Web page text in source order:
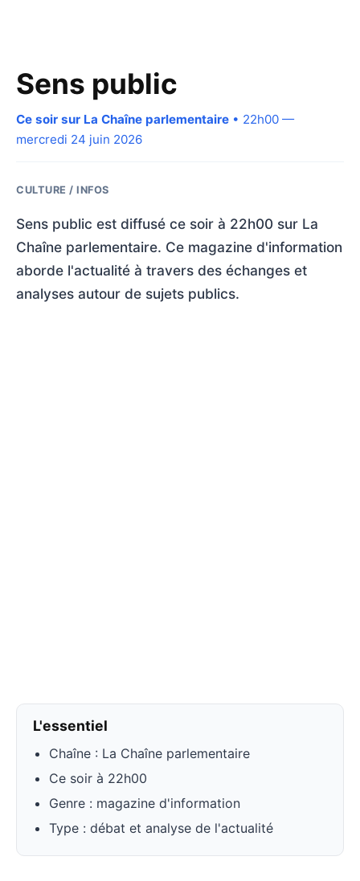
Sens public
Ce soir sur La Chaîne parlementaire • 22h00 —
mercredi 24 juin 2026
CULTURE / INFOS
Sens public est diffusé ce soir à 22h00 sur La
Chaîne parlementaire. Ce magazine d'information
aborde l'actualité à travers des échanges et
analyses autour de sujets publics.
L'essentiel
Chaîne : La Chaîne parlementaire
Ce soir à 22h00
Genre : magazine d'information
Type : débat et analyse de l'actualité